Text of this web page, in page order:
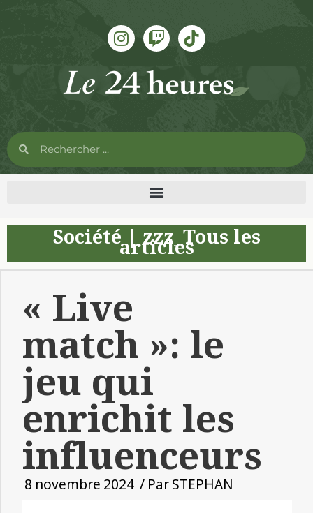
Société|zzz_Tous les
articles
« Live
match »: le
jeu qui
enrichit les
influenceurs
8 novembre 2024 / ParSTEPHAN